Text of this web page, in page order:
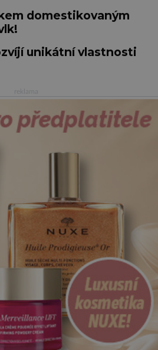
domestikovaným
unikátní vlastnosti